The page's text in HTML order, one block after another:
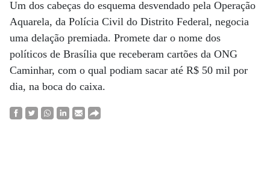
Um dos cabeças do esquema desvendado pela Operação
Aquarela, da Polícia Civil do Distrito Federal, negocia
uma delação premiada. Promete dar o nome dos
políticos de Brasília que receberam cartões da ONG
Caminhar, com o qual podiam sacar até R$ 50 mil por
dia, na boca do caixa.